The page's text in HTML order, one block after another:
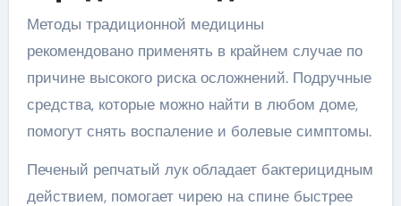
Методы традиционной медицины
рекомендовано применять в крайнем случае по
причине высокого риска осложнений. Подручные
средства, которые можно найти в любом доме,
помогут снять воспаление и болевые симптомы.
Печеный репчатый лук обладает бактерицидным
действием, помогает чирею на спине быстрее